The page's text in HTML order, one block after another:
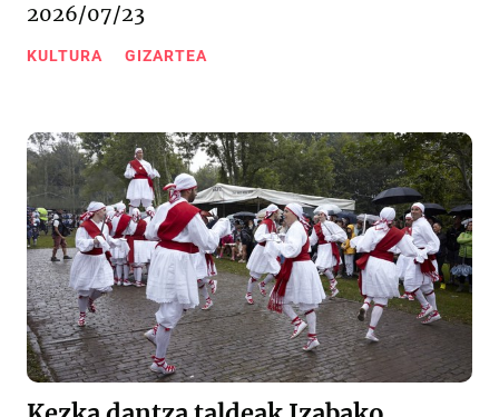
2026/07/23
KULTURA GIZARTEA